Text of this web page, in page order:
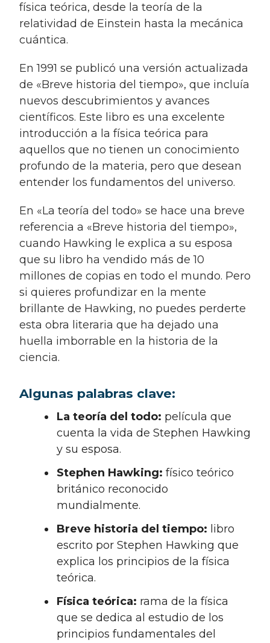
física teórica, desde la teoría de la
relatividad de Einstein hasta la mecánica
cuántica.
En 1991 se publicó una versión actualizada
de «Breve historia del tiempo», que incluía
nuevos descubrimientos y avances
científicos. Este libro es una excelente
introducción a la física teórica para
aquellos que no tienen un conocimiento
profundo de la materia, pero que desean
entender los fundamentos del universo.
En «La teoría del todo» se hace una breve
referencia a «Breve historia del tiempo»,
cuando Hawking le explica a su esposa
que su libro ha vendido más de 10
millones de copias en todo el mundo. Pero
si quieres profundizar en la mente
brillante de Hawking, no puedes perderte
esta obra literaria que ha dejado una
huella imborrable en la historia de la
ciencia.
Algunas palabras clave:
La teoría del todo: película que
cuenta la vida de Stephen Hawking
y su esposa.
Stephen Hawking: físico teórico
británico reconocido
mundialmente.
Breve historia del tiempo: libro
escrito por Stephen Hawking que
explica los principios de la física
teórica.
Física teórica: rama de la física
que se dedica al estudio de los
principios fundamentales del